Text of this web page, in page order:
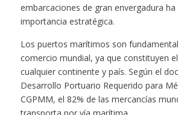
embarcaciones de gran envergadura
importancia estratégica.
Los puertos marítimos son
comercio mundial, ya que constituyen
cualquier continente y país. Según el
Desarrollo Portuario Requerido para
CGPMM, el 82% de las mercancías